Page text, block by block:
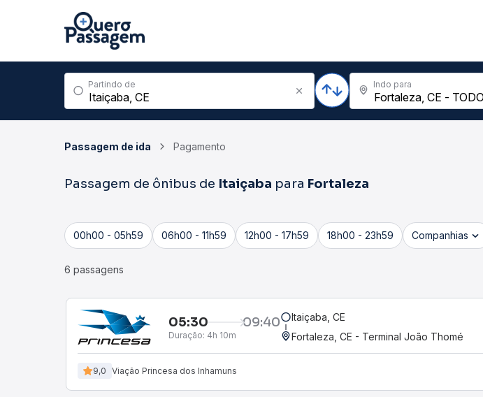
Partindo de Indo para
Passagem de ida Pagamento
Passagem de ônibus de Itaiçaba para Fortaleza
00h00 - 05h59 06h00 - 11h59 12h00 - 17h59 18h00 - 23h59 Companhias
6 passagens
05:30 09:40
Duração: 4h 10m
Itaiçaba, CE
Fortaleza, CE - Terminal João Thomé
9,0 Viação Princesa dos Inhamuns